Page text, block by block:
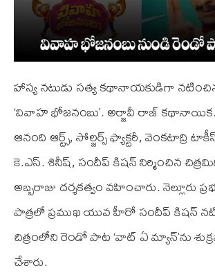
హాస్య నటుడు సత్య కథానాయకుడిగా
‘వివాహ భోజనంబు’. అర్జావీ రాజ్ కథానాయిక.
ఆనంది ఆర్ట్స్, సోల్జర్స్ ఫ్యాక్టరీ, వెంకటాద్రి
కె.ఎస్. శినీష్, సందీప్ కిషన్ నిర్మించిన
అబ్బరాజు దర్శకత్వం వహించారు. నెల్లూరు
పాత్రలో ప్రముఖ యువ హీరో సందీప్ కిషన్
చిత్రంలోని రెండో పాట ‘వాట్ ఏ మ్యాన్’ను
చేశారు.